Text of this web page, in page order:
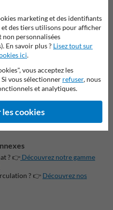
surfaces au sol
en prévention
publics ou industriels
1000 mm ?
ou au plafond à un angle de 90°
La distance maximale de
? 👉 Découvrez notre gamme
? 👉 Découvrez nos
marketing et des identifiants
des tiers utilisons pour afficher
non personnalisées
En savoir plus ? Lisez tout sur
ici.
vous acceptez les
vous sélectionner refuser, nous
et analytiques.
cookies